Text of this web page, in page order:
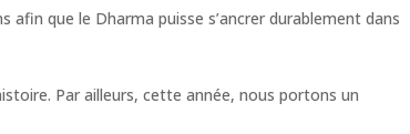
que le Dharma puisse s’ancrer durablement dans
Par ailleurs, cette année, nous portons un